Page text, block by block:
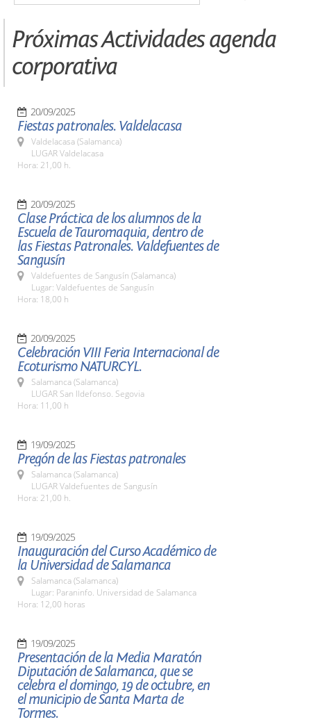
Próximas Actividades agenda
corporativa
20/09/2025
Fiestas patronales. Valdelacasa
Valdelacasa (Salamanca)
LUGAR Valdelacasa
Hora: 21,00 h.
20/09/2025
Clase Práctica de los alumnos de la
Escuela de Tauromaquia, dentro de
las Fiestas Patronales. Valdefuentes de
Sangusín
Valdefuentes de Sangusín (Salamanca)
Lugar: Valdefuentes de Sangusín
Hora: 18,00 h
20/09/2025
Celebración VIII Feria Internacional de
Ecoturismo NATURCYL.
Salamanca (Salamanca)
LUGAR San Ildefonso. Segovia
Hora: 11,00 h
19/09/2025
Pregón de las Fiestas patronales
Salamanca (Salamanca)
LUGAR Valdefuentes de Sangusín
Hora: 21,00 h.
19/09/2025
Inauguración del Curso Académico de
la Universidad de Salamanca
Salamanca (Salamanca)
Lugar: Paraninfo. Universidad de Salamanca
Hora: 12,00 horas
19/09/2025
Presentación de la Media Maratón
Diputación de Salamanca, que se
celebra el domingo, 19 de octubre, en
el municipio de Santa Marta de
Tormes.